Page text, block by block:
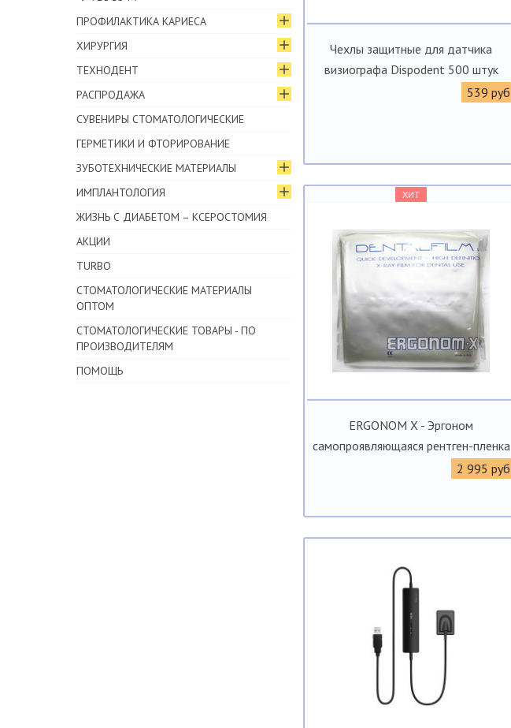
Чехлы защитные для датчика
визиографа Dispodent 500 штук
539 руб
ХИТ
ERGONOM X - Эргоном
самопроявляющаяся рентген-пленка
2 995 руб
ПРОФИЛАКТИКА КАРИЕСА
ХИРУРГИЯ
ТЕХНОДЕНТ
РАСПРОДАЖА
СУВЕНИРЫ СТОМАТОЛОГИЧЕСКИЕ
ГЕРМЕТИКИ И ФТОРИРОВАНИЕ
ЗУБОТЕХНИЧЕСКИЕ МАТЕРИАЛЫ
ИМПЛАНТОЛОГИЯ
ЖИЗНЬ С ДИАБЕТОМ – КСЕРОСТОМИЯ
АКЦИИ
TURBO
СТОМАТОЛОГИЧЕСКИЕ МАТЕРИАЛЫ
ОПТОМ
СТОМАТОЛОГИЧЕСКИЕ ТОВАРЫ - ПО
ПРОИЗВОДИТЕЛЯМ
ПОМОЩЬ